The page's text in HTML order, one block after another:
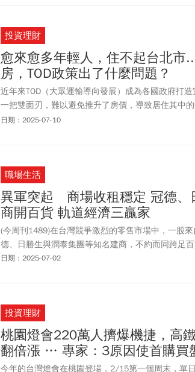
投資理財
愈來愈多年輕人，住不起台北市
房，TOD政策出了什麼問題？
近年來TOD（大眾運輸導向發展）成為各國政府打
一把雙面刃，難以避免推升了房價，導致居住其中
漸被迫遷離都市。OURs都市改革組織政策研究員洛
例與用途，使都市的發展更加健全。
日期：2025-07-10
職場生活
異軍突起 商場收租穩定 冠德、
商開百貨 軌道經濟三贏家
(今周刊1489)在台灣競爭激烈的零售市場中，一股
德、日勝生與潤泰集團等知名建商，不約而同跨足百
日期：2025-07-02
投資理財
桃園燈會220萬人擠爆機捷，高
翻倍漲 … 專家：3原因使首購買
今年的台灣燈會在桃園登場，2/15第一個周末，單